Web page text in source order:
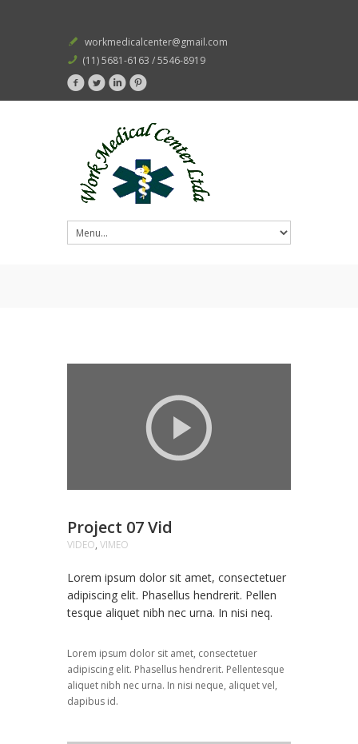
workmedicalcenter@gmail.com
(11) 5681-6163 / 5546-8919
Project 07 Vid
VIDEO, VIMEO
Lorem ipsum dolor sit amet, consectetuer
adipiscing elit. Phasellus hendrerit. Pellen
tesque aliquet nibh nec urna. In nisi neq.
Lorem ipsum dolor sit amet, consectetuer
adipiscing elit. Phasellus hendrerit. Pellentesque
aliquet nibh nec urna. In nisi neque, aliquet vel,
dapibus id.